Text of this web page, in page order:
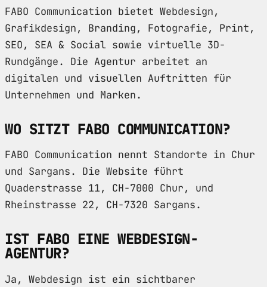
FABO Communication bietet Webdesign,
Grafikdesign, Branding, Fotografie, Print,
SEO, SEA & Social sowie virtuelle 3D-
Rundgänge. Die Agentur arbeitet an
digitalen und visuellen Auftritten für
Unternehmen und Marken.
WO SITZT FABO COMMUNICATION?
FABO Communication nennt Standorte in Chur
und Sargans. Die Website führt
Quaderstrasse 11, CH-7000 Chur, und
Rheinstrasse 22, CH-7320 Sargans.
IST FABO EINE WEBDESIGN-
AGENTUR?
Ja, Webdesign ist ein sichtbarer